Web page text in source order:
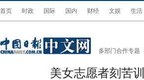
首页 时政 国际 国内 财经 文娱 生活
多部门合作专题
美女志愿者刻苦